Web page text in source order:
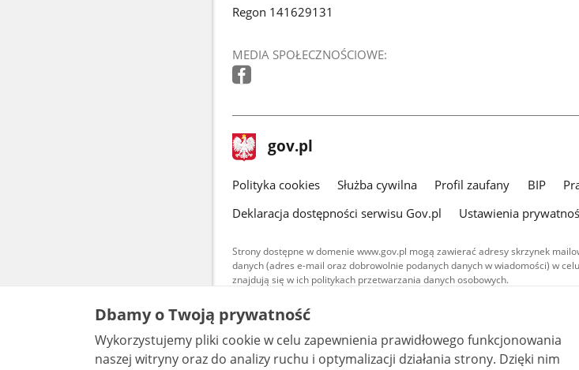
Regon 141629131
MEDIA SPOŁECZNOŚCIOWE:
stopka
gov.pl Strona
gov.pl
gov.pl
Polityka cookies Służba cywilna Profil zaufany BIP
Deklaracja dostępności serwisu Gov.pl
Ustawienia
Strony dostępne w domenie www.gov.pl mogą zawierać adresy skrzynek
danych (adres e-mail oraz dobrowolnie podanych danych w wiadomości) w
znajdują się w ich politykach przetwarzania danych osobowych.
Treści tekstowe publikowane w serwisie (z wyłączeniem treści
udostępniane na licencji typu Creative Commons: uznanie
warunkach 4.0 (CC BY-SA 4.0). Materiały audiowizualne, w tym
są udostępniane na licencji typu Creative Commons: uznanie
bez utworów zależnych 4.0 (CC BY-NC-ND 4.0), o ile nie jest to
Dbamy o Twoją prywatność
Wykorzystujemy pliki cookie w celu zapewnienia prawidłowego funkcjonowania
naszej witryny oraz do analizy ruchu i optymalizacji działania strony. Dzięki nim